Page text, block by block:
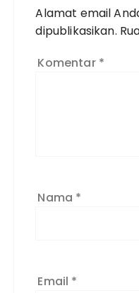
Alamat email
dipublikasikan.
Komentar *
Nama *
Email *